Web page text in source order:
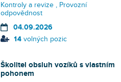
Kontroly a revize
Provozní
odpovědnost
04.09.2026
14 volných pozic
Školitel obsluh vozíků s vlastním
pohonem